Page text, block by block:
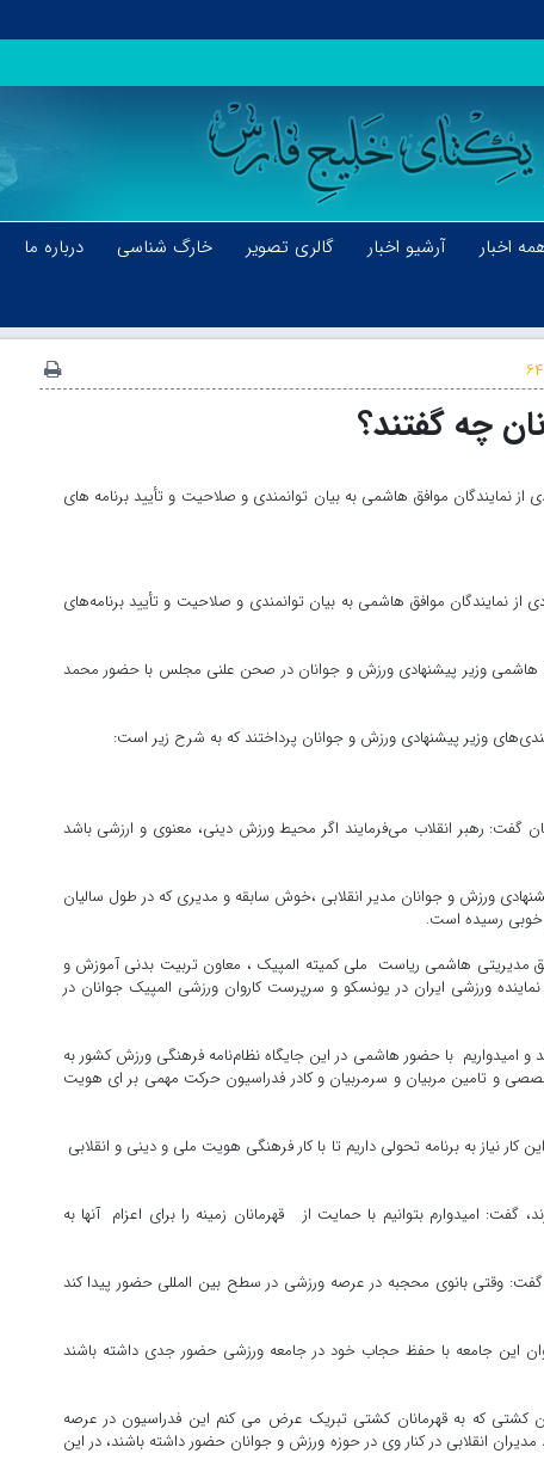
اخبار آرشیو اخبار گالری تصویر خارگ شناسی درباره ما
چه گفتند؟
نمایندگان موافق هاشمی به بیان توانمندی و صلاحیت و تأیید برنامه های
نمایندگان موافق هاشمی به بیان توانمندی و صلاحیت و تأیید برنامه‌های
هاشمی وزیر پیشنهادی ورزش و جوانان در صحن علنی مجلس با حضور محمد
وزیر پیشنهادی ورزش و جوانان پرداختند که به شرح زیر است:
گفت: رهبر انقلاب می‌فرمایند اگر محیط ورزش دینی، معنوی و ارزشی باشد
ورزش و جوانان مدیر انقلابی ،خوش سابقه و مدیری که در طول سالیان
خوبی رسیده است.
هاشمی ریاست ملی کمیته المپیک ، معاون تربیت بدنی آموزش و
ورزشی ایران در یونسکو و سرپرست کاروان ورزشی المپیک جوانان در
با حضور هاشمی در این جایگاه نظام‌نامه فرهنگی ورزش کشور به
و تامین مربیان و سرمربیان و کادر فدراسیون حرکت مهمی بر ای هویت
نیاز به برنامه تحولی داریم تا با کار فرهنگی هویت ملی و دینی و انقلابی
گفت: امیدوارم بتوانیم با حمایت‌ از قهرمانان زمینه را برای اعزام آنها به
گفت: وقتی بانوی محجبه در عرصه ورزشی در سطح بین المللی حضور پیدا ‌کند
این جامعه با حفظ حجاب خود در جامعه ورزشی حضور جدی داشته باشند
کشتی که به قهرمانان کشتی تبریک عرض می کنم این فدراسیون در عرصه
انقلابی در کنار وی در حوزه ورزش و جوانان حضور داشته باشند، در این